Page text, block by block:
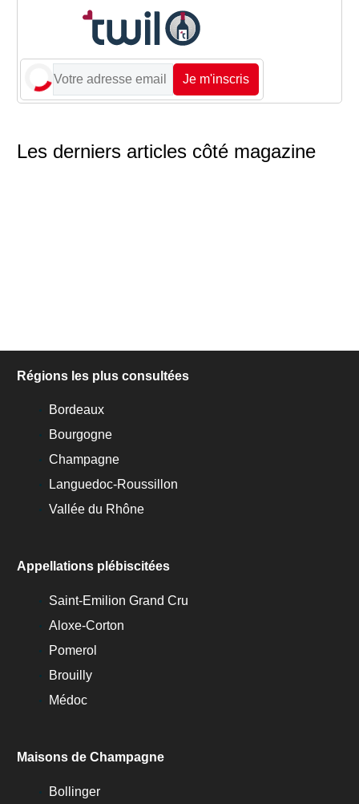
Je m'inscris
Les derniers articles côté magazine
Régions les plus consultées
Bordeaux
Bourgogne
Champagne
Languedoc-Roussillon
Vallée du Rhône
Appellations plébiscitées
Saint-Emilion Grand Cru
Aloxe-Corton
Pomerol
Brouilly
Médoc
Maisons de Champagne
Bollinger